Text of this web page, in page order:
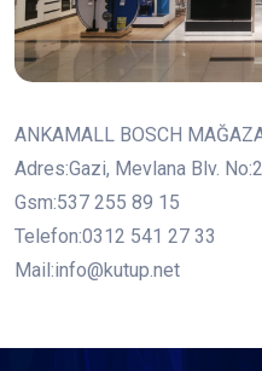
ANKAMALL BOSCH
Adres:Gazi, Mevlana Blv.
Gsm:537 255 89 15
Telefon:0312 541 27 33
Mail:info@kutup.net